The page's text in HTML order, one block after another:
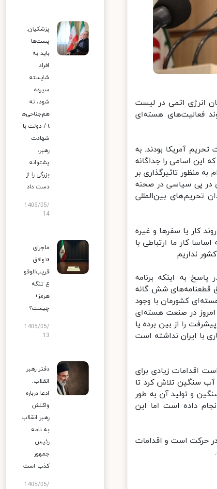
انرژی اتمی در لیست
فعالیت‌های هسته‌ای
آمریکا بودند. به
اسامی را جداگانه
منظور تاثیرگذاری بر
در پی سیاسی در صحنه
تحریم‌های بین‌المللی
کار یا سفرها و غیره
کار ما ارتباطی با
نداریم.
به اینکه برنامه
قطعنامه‌های شش گانه
کشورمان با وجود
در صنعت هسته‌ای
را از بین برده یا
با ایران نداشته است
اقدامات زیادی برای
سنگین تلاش کرد تا
و تولید آن به طور
داده است اما این
حرکت است و اقدامات
پزشکیان:
پست‌ها
باید به
افراد
شایسته
سپرده
شود، نه
هم‌جناحی‌ه
ا / دولت با
شهادت
رهبر،
پشتوانه
بزرگی را از
دست داد
1405/05/
14
ماجرای
«توافق
قریب‌الوقو
ع تنگه
هرمز»
چیست؟
1405/05/
13
دفتر رهبر
انقلاب:
ادعا درباره
واکنش
رهبر انقلاب
به نامه
رئیس
جمهور
کذب است
1405/05/